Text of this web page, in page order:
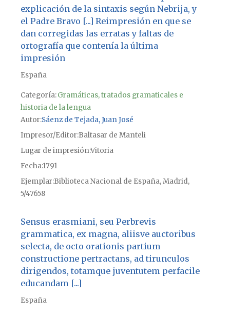
explicación de la sintaxis según Nebrija, y
el Padre Bravo [...] Reimpresión en que se
dan corregidas las erratas y faltas de
ortografía que contenía la última
impresión
España
Categoría:Gramáticas, tratados gramaticales e
historia de la lengua
Autor Sáenz de Tejada, Juan José
Impresor/Editor Baltasar de Manteli
Lugar de impresiónVitoria
Fecha1791
Ejemplar Biblioteca Nacional de España, Madrid,
5/47658
Sensus erasmiani, seu Perbrevis
grammatica, ex magna, aliisve auctoribus
selecta, de octo orationis partium
constructione pertractans, ad tirunculos
dirigendos, totamque juventutem perfacile
educandam [...]
España